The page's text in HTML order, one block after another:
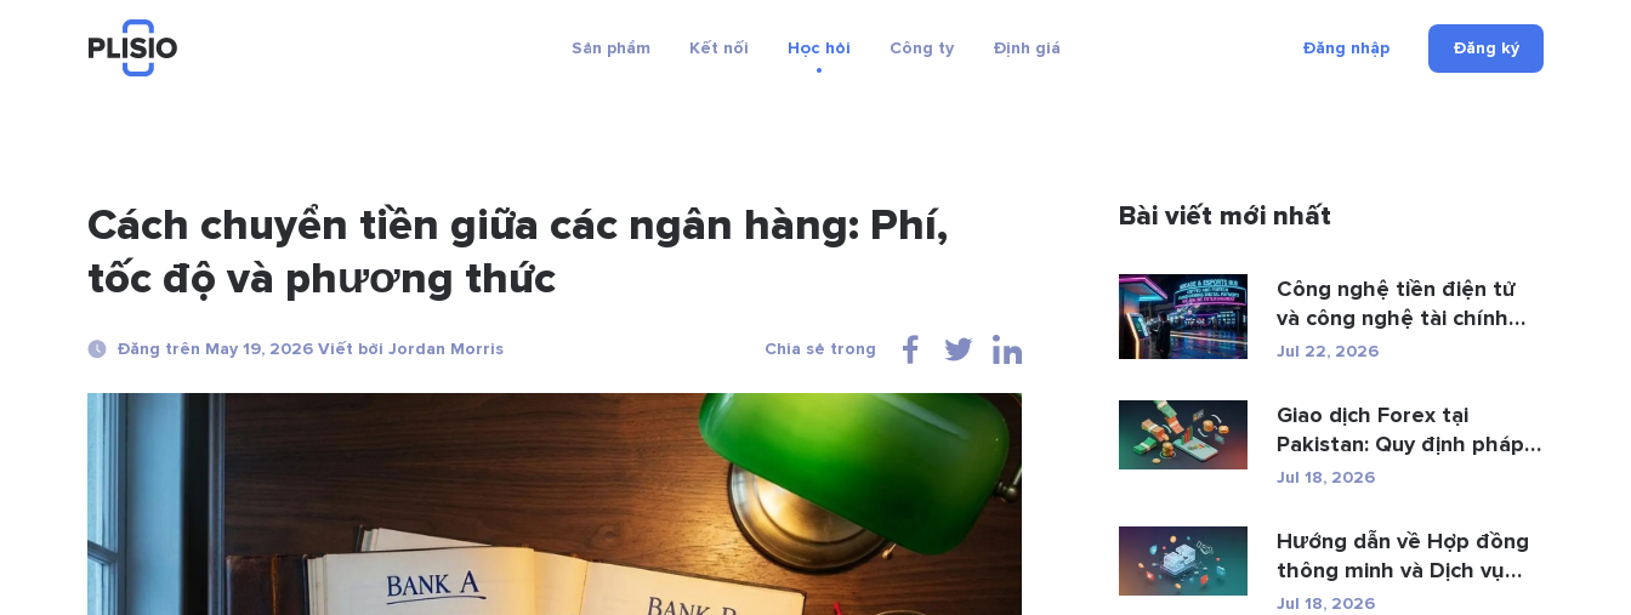
Sản phẩm Kết nối Học hỏi Công ty Định giá Đăng nhập Đăng ký
Cách chuyển tiền giữa các ngân hàng: Phí,
tốc độ và phương thức
Đăng trên May 19, 2026 Viết bởi Jordan Morris Chia sẻ trong
Bài viết mới nhất
Công nghệ tiền điện tử
và công nghệ tài chính
đan...
Jul 22, 2026
Giao dịch Forex tại
Pakistan: Quy định pháp
luật, các n...
Jul 18, 2026
Hướng dẫn về Hợp đồng
thông minh và Dịch vụ
phá...
Jul 18, 2026